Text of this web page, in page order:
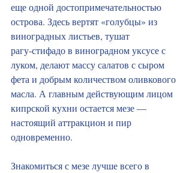
еще одной достопримечательностью
острова. Здесь вертят «голубцы» из
виноградных листьев, тушат
рагу‑стифадо в виноградном уксусе с
луком, делают массу салатов с сыром
фета и добрым количеством оливкового
масла. А главным действующим лицом
кипрской кухни остается мезе —
настоящий аттракцион и пир
одновременно.
Знакомиться с мезе лучше всего в